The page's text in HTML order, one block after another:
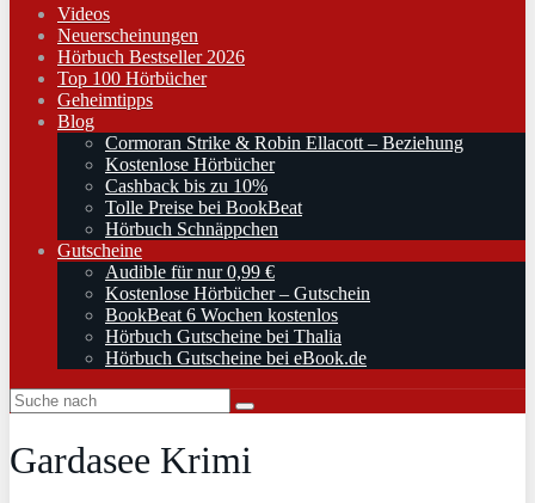
Videos
Neuerscheinungen
Hörbuch Bestseller 2026
Top 100 Hörbücher
Geheimtipps
Blog
Cormoran Strike & Robin Ellacott – Beziehung
Kostenlose Hörbücher
Cashback bis zu 10%
Tolle Preise bei BookBeat
Hörbuch Schnäppchen
Gutscheine
Audible für nur 0,99 €
Kostenlose Hörbücher – Gutschein
BookBeat 6 Wochen kostenlos
Hörbuch Gutscheine bei Thalia
Hörbuch Gutscheine bei eBook.de
Gardasee Krimi